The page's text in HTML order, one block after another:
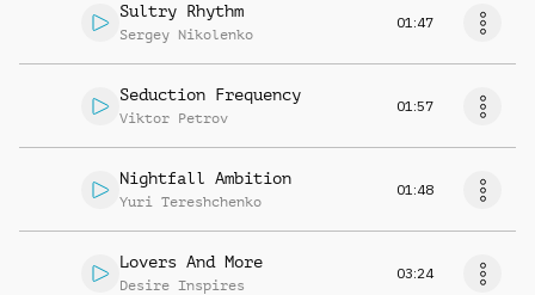
Sultry Rhythm
Sergey Nikolenko
01:47
Seduction Frequency
Viktor Petrov
01:57
Nightfall Ambition
Yuri Tereshchenko
01:48
Lovers And More
Desire Inspires
03:24